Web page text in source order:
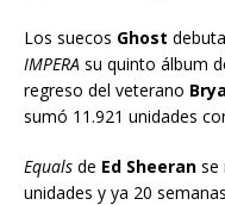
Los suecos Ghost
IMPERA su quinto álbum
regreso del veterano
sumó 11.921 unidades
Equals de Ed Sheeran se
unidades y ya 20